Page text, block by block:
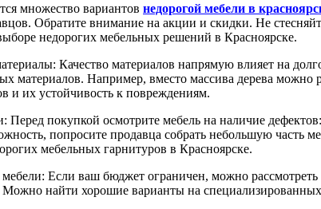
множество вариантов недорогой мебели в
Обратите внимание на акции и скидки. Не
недорогих мебельных решений в Красноярске.
Качество материалов напрямую влияет на
материалов. Например, вместо массива дерева
и их устойчивость к повреждениям.
Перед покупкой осмотрите мебель на наличие
попросите продавца собрать небольшую часть
мебельных гарнитуров в Красноярске.
Если ваш бюджет ограничен, можно
Можно найти хорошие варианты на